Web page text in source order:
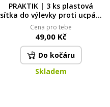
PRAKTIK | 3 ks plastová
sítka do výlevky proti ucpání
odpadu
Cena pro tebe
49,00 Kč
Do kočáru
Skladem